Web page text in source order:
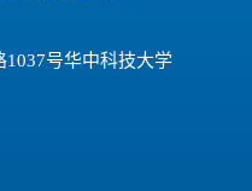
号华中科技大学